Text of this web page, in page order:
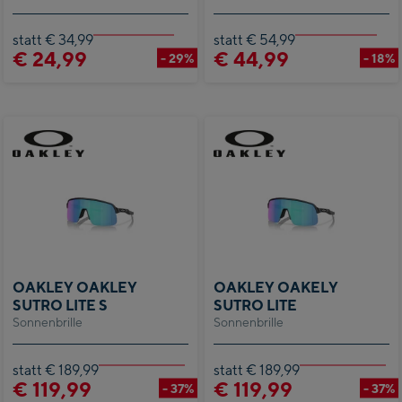
statt € 34,99
€ 24,99 - 29%
statt € 54,99
€ 44,99 - 18%
Sonnenbrille
OAKLEY OAKLEY
SUTRO LITE S
statt € 189,99
€ 119,99 - 37%
Sonnenbrille
OAKLEY OAKELY
SUTRO LITE
statt € 189,99
€ 119,99 - 37%